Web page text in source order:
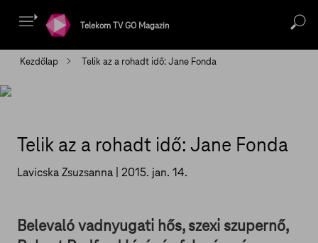
Telekom TV GO Magazin
Kezdőlap Telik az a rohadt idő: Jane Fonda
Telik az a rohadt idő: Jane Fonda
Lavicska Zsuzsanna | 2015. jan. 14.
Belevaló vadnyugati hős, szexi szupernő,